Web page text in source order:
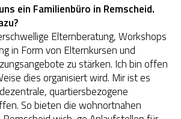
ein Familienbüro in Remscheid.
Elternberatung, Workshops
in Form von Elternkursen und
zu stärken. Ich bin offen
dies organisiert wird. Mir ist es
quartiersbezogene
So bieten die wohnortnahen